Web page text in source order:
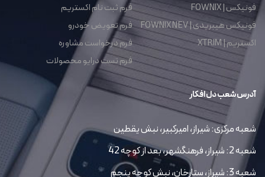
فونیکس | FOWNIX
فونیکس هیبریدی | FOWNIX NEV
اکستریم | XTRIM
فرم ثبت نام اکستریم
فرم تعویض خودرو
فرم درخواست مشاوره
فرم تست درایو محصولات
آدرس شعب دل افکار
شعبه مرکزی: شیراز، امیرکبیر، نبش یقطین
شعبه 2: شیراز، فرهنگشهر، بعد از کوچه 42
شعبه 3: شیراز، ستارخان، نبش کوچه پنجم